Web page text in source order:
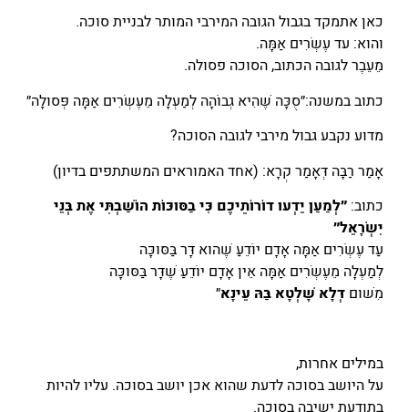
כאן אתמקד בגבול הגובה המירבי המותר לבניית סוכה.
והוא: עד עֶשְׂרִים אַמָּה.
מֵעֵבֶר לגובה הכתוב, הסוכה פסולה.
כתוב במשנה:״סֻכָּה שֶׁהִיא גְבוֹהָה לְמַעְלָה מֵעֶשְׂרִים אַמָּה פְּסוּלָה״
מדוע נקבע גבול מירבי לגובה הסוכה?
אָמַר רַבָּה דְּאָמַר קְרָא: (אחד האמוראים המשתתפים בדיון)
כתוב: ״לְמַעַן יֵדְעוּ דוֹרוֹתֵיכֶם כִּי בַסּוּכּוֹת הוֹשַׁבְתִּי אֶת בְּנֵי
יִשְׂרָאֵל״
עַד עֶשְׂרִים אַמָּה אָדָם יוֹדֵעַ שֶׁהוּא דָּר בַּסּוּכָּה
לְמַעְלָה מֵעֶשְׂרִים אַמָּה אֵין אָדָם יוֹדֵעַ שֶׁדָּר בַּסּוּכָּה
מִשּׁוּם דְּלָא שָׁלְטָא בַּהּ עֵינָא״
במילים אחרות,
על היושב בסוכה לדעת שהוא אכן יושב בסוכה. עליו להיות
בתודעת ישיבה בסוכה.